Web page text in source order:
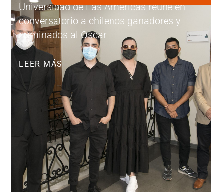
Universidad de Las Américas reúne en
conversatorio a chilenos ganadores y
nominados al Oscar
LEER MÁS